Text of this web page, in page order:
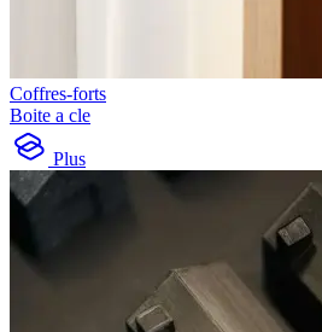
Coffres-forts
Boite a cle
Plus